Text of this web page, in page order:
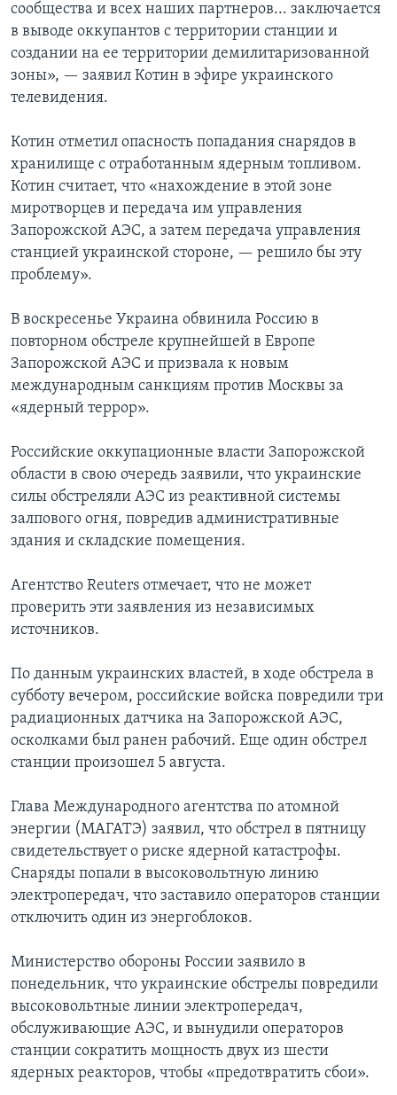
сообщества и всех наших партнеров... заключается
в выводе оккупантов с территории станции и
создании на ее территории демилитаризованной
зоны», — заявил Котин в эфире украинского
телевидения.
Котин отметил опасность попадания снарядов в
хранилище с отработанным ядерным топливом.
Котин считает, что «нахождение в этой зоне
миротворцев и передача им управления
Запорожской АЭС, а затем передача управления
станцией украинской стороне, — решило бы эту
проблему».
В воскресенье Украина обвинила Россию в
повторном обстреле крупнейшей в Европе
Запорожской АЭС и призвала к новым
международным санкциям против Москвы за
«ядерный террор».
Российские оккупационные власти Запорожской
области в свою очередь заявили, что украинские
силы обстреляли АЭС из реактивной системы
залпового огня, повредив административные
здания и складские помещения.
Агентство Reuters отмечает, что не может
проверить эти заявления из независимых
источников.
По данным украинских властей, в ходе обстрела в
субботу вечером, российские войска повредили три
радиационных датчика на Запорожской АЭС,
осколками был ранен рабочий. Еще один обстрел
станции произошел 5 августа.
Глава Международного агентства по атомной
энергии (МАГАТЭ) заявил, что обстрел в пятницу
свидетельствует о риске ядерной катастрофы.
Снаряды попали в высоковольтную линию
электропередач, что заставило операторов станции
отключить один из энергоблоков.
Министерство обороны России заявило в
понедельник, что украинские обстрелы повредили
высоковольтные линии электропередач,
обслуживающие АЭС, и вынудили операторов
станции сократить мощность двух из шести
ядерных реакторов, чтобы «предотвратить сбои».